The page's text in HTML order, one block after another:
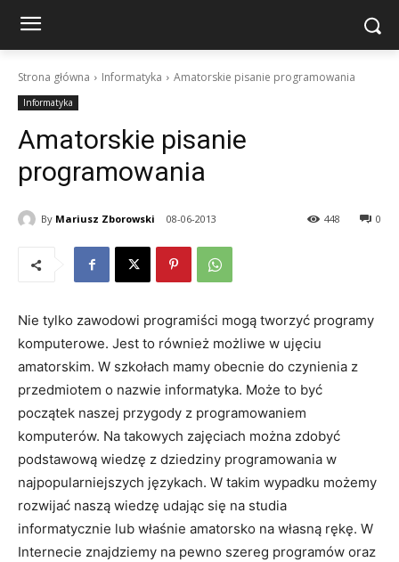
Strona główna Informatyka Amatorskie pisanie programowania
Informatyka
Amatorskie pisanie
programowania
By Mariusz Zborowski 08-06-2013 0
448
Nie tylko zawodowi programiści mogą tworzyć programy
komputerowe. Jest to również możliwe w ujęciu
amatorskim. W szkołach mamy obecnie do czynienia z
przedmiotem o nazwie informatyka. Może to być
początek naszej przygody z programowaniem
komputerów. Na takowych zajęciach można zdobyć
podstawową wiedzę z dziedziny programowania w
najpopularniejszych językach. W takim wypadku możemy
rozwijać naszą wiedzę udając się na studia
informatycznie lub właśnie amatorsko na własną rękę. W
Internecie znajdziemy na pewno szereg programów oraz